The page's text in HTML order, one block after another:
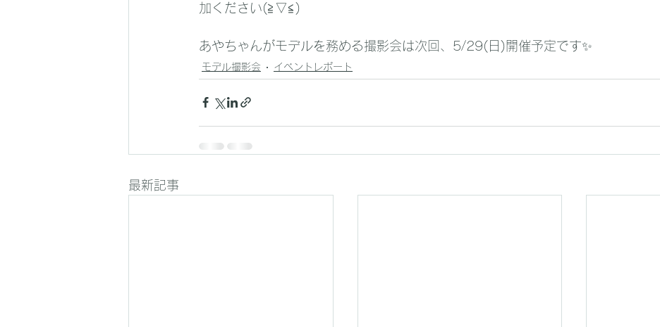
加ください(≧▽≦)
あやちゃんがモデルを務める撮影会は次回、5/29(日)開催予定です✨
モデル撮影会 イベントレポート
最新記事